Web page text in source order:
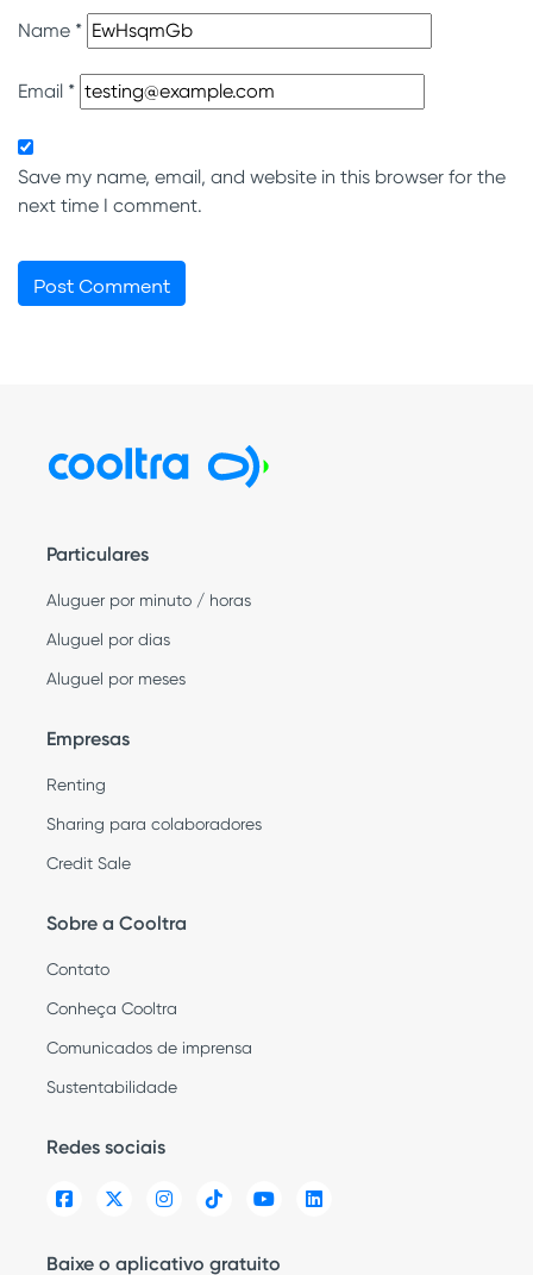
Name *
Email *
Save my name, email, and website in this browser for the
next time I comment.
Particulares
Aluguer por minuto / horas
Aluguel por dias
Aluguel por meses
Empresas
Renting
Sharing para colaboradores
Credit Sale
Sobre a Cooltra
Contato
Conheça Cooltra
Comunicados de imprensa
Sustentabilidade
Redes sociais
Baixe o aplicativo gratuito